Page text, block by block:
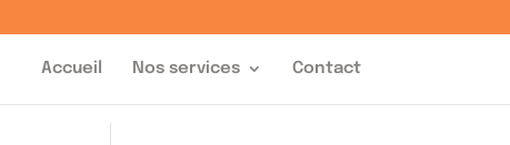
Accueil Nos services Contact